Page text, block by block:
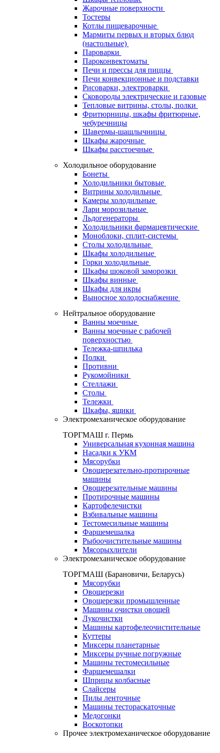
Жарочные поверхности
Тостеры
Котлы пищеварочные
Мармиты первых и вторых блюд
(настольные)
Пароварки
Пароконвектоматы
Печи и прессы для пиццы
Печи конвекционные и подставки
Рисоварки, электроварки
Сковороды электрические и газовые
Тепловые витрины, столы, полки
Фритюрницы, шкафы фритюрные,
чебуречницы
Шавермы-шашлычницы
Шкафы жарочные
Шкафы расстоечные
Холодильное оборудование
Бонеты
Холодильники бытовые
Витрины холодильные
Камеры холодильные
Лари морозильные
Льдогенераторы
Холодильники фармацевтические
Моноблоки, сплит-системы
Столы холодильные
Шкафы холодильные
Горки холодильные
Шкафы шоковой заморозки
Шкафы винные
Шкафы для икры
Выносное холодоснабжение
Нейтральное оборудование
Ванны моечные
Ванны моечные с рабочей
поверхностью
Тележка-шпилька
Полки
Противни
Рукомойники
Стеллажи
Столы
Тележки
Шкафы, ящики
Электромеханическое оборудование
ТОРГМАШ г. Пермь
Универсальная кухонная машина
Насадки к УКМ
Мясорубки
Овощерезательно-протирочные
машины
Овощерезательные машины
Протирочные машины
Картофелечистки
Взбивальные машины
Тестомесильные машины
Фаршемешалка
Рыбоочистительные машины
Мясорыхлители
Электромеханическое оборудование
ТОРГМАШ (Барановичи, Беларусь)
Мясорубки
Овощерезки
Овощерезки промышленные
Машины очистки овощей
Лукочистки
Машины картофелеочистительные
Куттеры
Миксеры планетарные
Миксеры ручные погружные
Машины тестомесильные
Фаршемешалки
Шприцы колбасные
Слайсеры
Пилы ленточные
Машины тестораскаточные
Медогонки
Воскотопки
Прочее электромеханическое оборудование